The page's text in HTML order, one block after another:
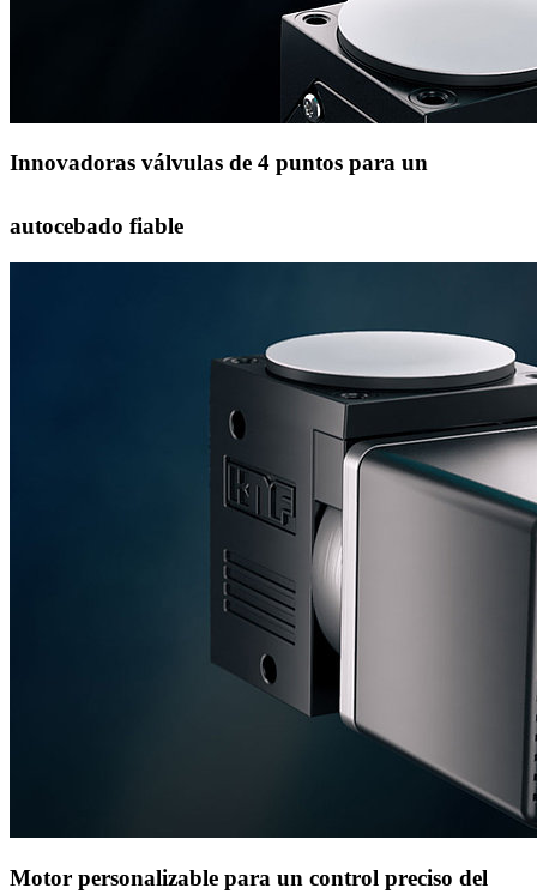
Innovadoras válvulas de 4 puntos para un
autocebado fiable
Motor personalizable para un control preciso del